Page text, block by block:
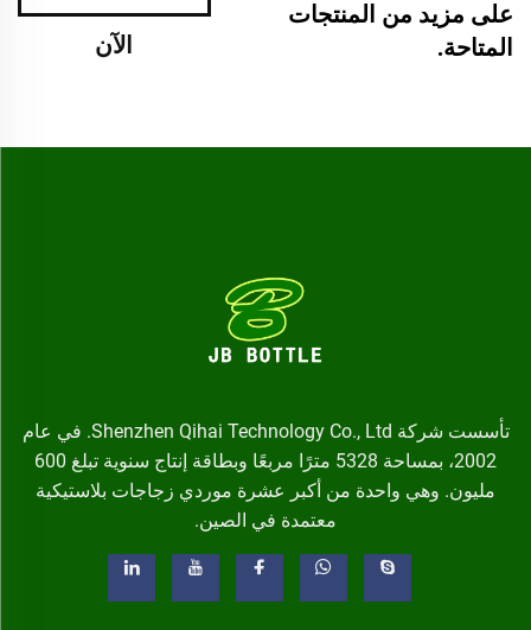
على مزيد من المنتجات
المتاحة.
الآن
تأسست شركة Shenzhen Qihai Technology Co., Ltd. في عام
2002، بمساحة 5328 مترًا مربعًا وبطاقة إنتاج سنوية تبلغ 600
مليون. وهي واحدة من أكبر عشرة موردي زجاجات بلاستيكية
معتمدة في الصين.